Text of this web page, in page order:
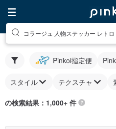
コラージュ 人物ステッカー レトロ
Pinkoi指定便
スタイル テクスチャ
の検索結果：1,000+ 件